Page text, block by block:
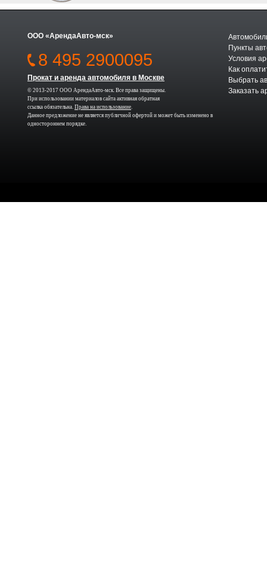
ООО «АрендаАвто-мск»
8 495 2900095
Прокат и аренда автомобиля в Москве
© 2013-2017 ООО АрендаАвто-мск. Все права защищены.
При использовании материалов сайта активная обратная
ссылка обязательна. Права на использование.
Данное предложение не является публичной офертой и может быть изменено в
одностороннем порядке.
Пункты
Условия
Как
Выбрать
Заказать